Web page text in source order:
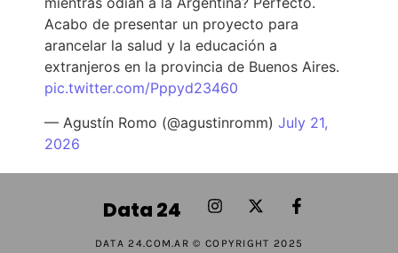
Acabo de presentar un proyecto para
arancelar la salud y la educación a
extranjeros en la provincia de Buenos Aires.
pic.twitter.com/Pppyd23460
— Agustín Romo (@agustinromm) July 21,
2026
Data 24
DATA 24.COM.AR © COPYRIGHT 2025